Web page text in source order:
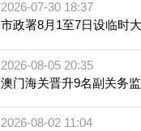
2026-07-30 18:37
市政署8月1至7日设临时
2026-08-05 20:35
澳门海关晋升9名副关务
2026-08-02 11:04